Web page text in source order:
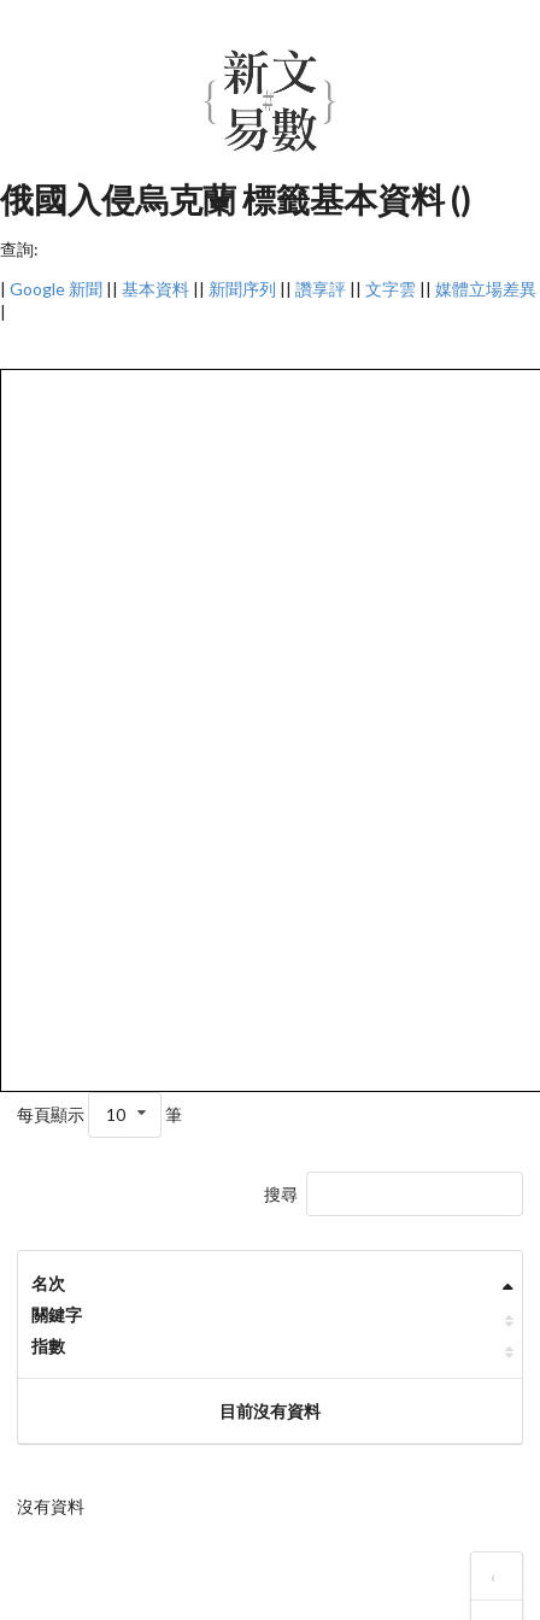
俄國入侵烏克蘭 標籤基本資料 ()
查詢:
| Google 新聞 || 基本資料 || 新聞序列 || 讚享評 || 文字雲 || 媒體立場差異
|
每頁顯示 10 筆
搜尋
名次
關鍵字
指數
目前沒有資料
沒有資料
‹